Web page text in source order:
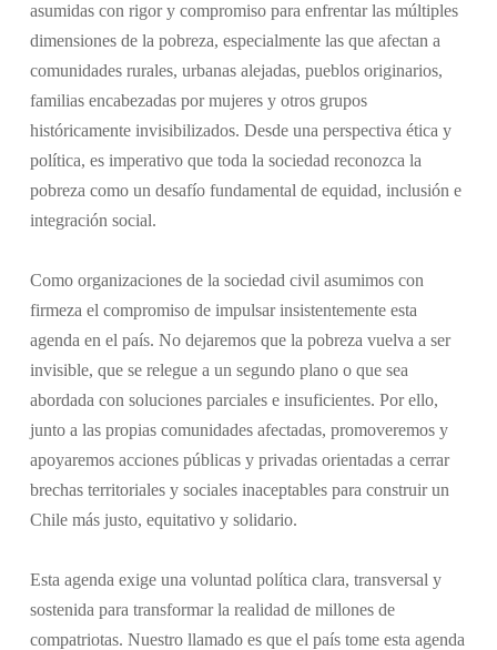
asumidas con rigor y compromiso para enfrentar las múltiples
dimensiones de la pobreza, especialmente las que afectan a
comunidades rurales, urbanas alejadas, pueblos originarios,
familias encabezadas por mujeres y otros grupos
históricamente invisibilizados. Desde una perspectiva ética y
política, es imperativo que toda la sociedad reconozca la
pobreza como un desafío fundamental de equidad, inclusión e
integración social.
Como organizaciones de la sociedad civil asumimos con
firmeza el compromiso de impulsar insistentemente esta
agenda en el país. No dejaremos que la pobreza vuelva a ser
invisible, que se relegue a un segundo plano o que sea
abordada con soluciones parciales e insuficientes. Por ello,
junto a las propias comunidades afectadas, promoveremos y
apoyaremos acciones públicas y privadas orientadas a cerrar
brechas territoriales y sociales inaceptables para construir un
Chile más justo, equitativo y solidario.
Esta agenda exige una voluntad política clara, transversal y
sostenida para transformar la realidad de millones de
compatriotas. Nuestro llamado es que el país tome esta agenda